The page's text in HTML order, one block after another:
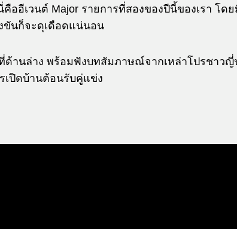
ออีเวนต์ Major รายการที่สองของปีนี้ของเรา โด
ขันก็จะดุเดือดแน่นอน
ด้านล่าง พร้อมฟังบทสัมภาษณ์จากเหล่าโปรชาวญี่
เปิดบ้านต้อนรับคู่แข่ง